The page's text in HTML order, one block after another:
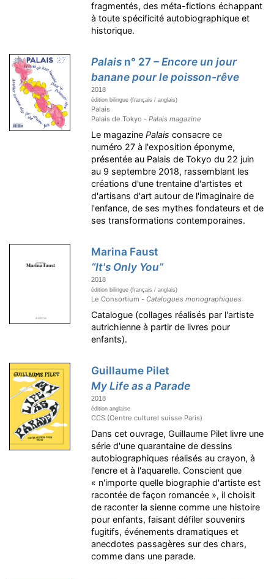
fragmentés, des méta-fictions échappant
à toute spécificité autobiographique et
historique.
Palais n° 27– Encore un jour
banane pour le poisson-rêve
2018
édition bilingue (français / anglais)
Palais
Palais de Tokyo -Palais magazine
Le magazinePalais consacre ce
numéro 27 à l'exposition éponyme,
présentée au Palais de Tokyo du 22 juin
au 9 septembre 2018, rassemblant les
créations d'une trentaine d'artistes et
d'artisans d'art autour de l'imaginaire de
l'enfance, de ses mythes fondateurs et de
ses transformations contemporaines.
Marina Faust
“It's Only You”
2018
édition bilingue (français / anglais)
Le Consortium -Catalogues monographiques
Catalogue (collages réalisés par l'artiste
autrichienne à partir de livres pour
enfants).
Guillaume Pilet
My Life as a Parade
2018
édition anglaise
CCS (Centre culturel suisse Paris)
Dans cet ouvrage, Guillaume Pilet livre une
série d'une quarantaine de dessins
autobiographiques réalisés au crayon, à
l'encre et à l'aquarelle. Conscient que
« n'importe quelle biographie d'artiste est
racontée de façon romancée », il choisit
de raconter la sienne comme une histoire
pour enfants, faisant défiler souvenirs
fugitifs, événements dramatiques et
anecdotes passagères sur des chars,
comme dans une parade.